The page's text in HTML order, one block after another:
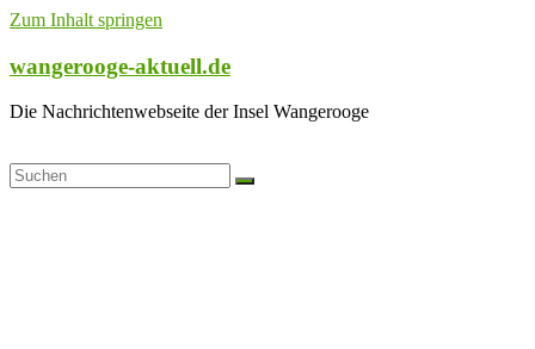
Zum Inhalt springen
wangerooge-aktuell.de
Die Nachrichtenwebseite der Insel Wangerooge